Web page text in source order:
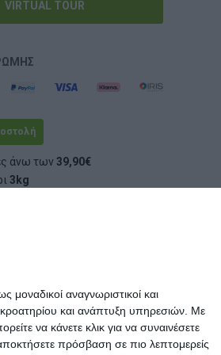
αναγνωριστικοί και
και ανάπτυξη υπηρεσιών. Με
να κάνετε κλικ για να συναινέσετε
πρόσβαση σε πιο λεπτομερείς
VIRTUAL TOUR
άνω των39,90€
3kg